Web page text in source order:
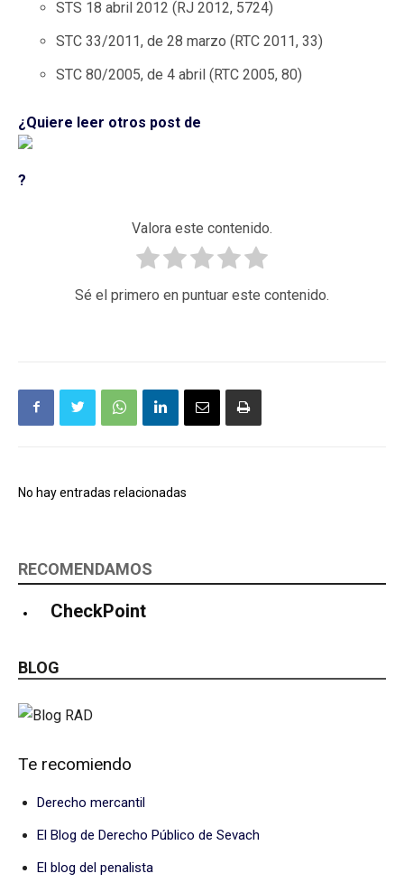
STS 18 abril 2012 (RJ 2012, 5724)
STC 33/2011, de 28 marzo (RTC 2011, 33)
STC 80/2005, de 4 abril (RTC 2005, 80)
¿Quiere leer otros post de
?
Valora este contenido.
Sé el primero en puntuar este contenido.
No hay entradas relacionadas
RECOMENDAMOS
CheckPoint
BLOG
Te recomiendo
Derecho mercantil
El Blog de Derecho Público de Sevach
El blog del penalista